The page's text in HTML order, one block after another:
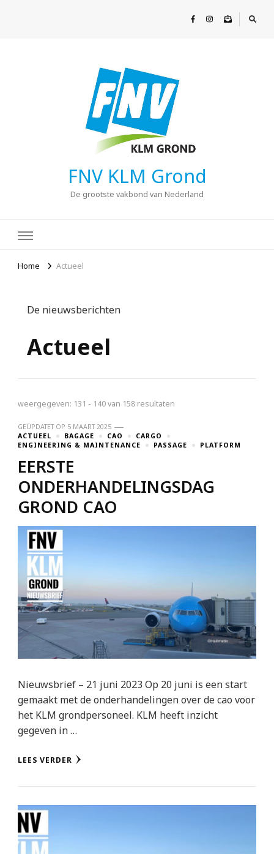
FNV KLM Grond
De grootste vakbond van Nederland
Home Actueel
De nieuwsberichten
Actueel
weergegeven: 131 - 140 van 158 resultaten
GEÜPDATET OP 5 MAART 2025
ACTUEEL
BAGAGE CAO
CARGO
ENGINEERING & MAINTENANCE
PASSAGE PLATFORM
EERSTE
ONDERHANDELINGSDAG
GROND CAO
Nieuwsbrief – 21 juni 2023 Op 20 juni is een start
gemaakt met de onderhandelingen over de cao voor
het KLM grondpersoneel. KLM heeft inzicht
gegeven in …
LEES VERDER